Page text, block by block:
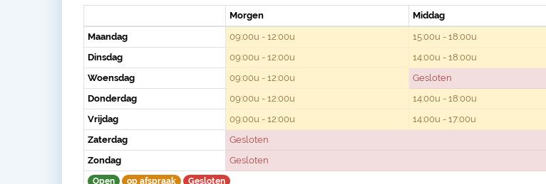
Morgen
Middag
Maandag
09:00u - 12:00u
15:00u - 18:00u
Dinsdag
09:00u - 12:00u
14:00u - 18:00u
Woensdag
09:00u - 12:00u
Gesloten
Donderdag
09:00u - 12:00u
14:00u - 18:00u
Vrijdag
09:00u - 12:00u
14:00u - 17:00u
Zaterdag
Gesloten
Zondag
Gesloten
Open op afspraak Gesloten